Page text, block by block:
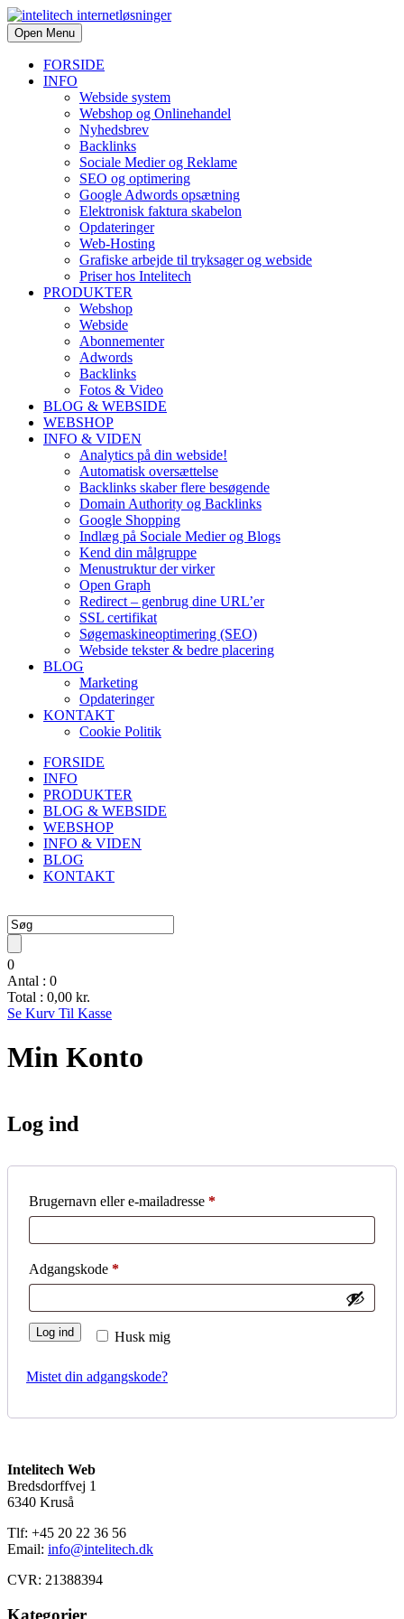
Open Menu
FORSIDE
INFO
Webside system
Webshop og Onlinehandel
Nyhedsbrev
Backlinks
Sociale Medier og Reklame
SEO og optimering
Google Adwords opsætning
Elektronisk faktura skabelon
Opdateringer
Web-Hosting
Grafiske arbejde til tryksager og webside
Priser hos Intelitech
PRODUKTER
Webshop
Webside
Abonnementer
Adwords
Backlinks
Fotos & Video
BLOG & WEBSIDE
WEBSHOP
INFO & VIDEN
Analytics på din webside!
Automatisk oversættelse
Backlinks skaber flere besøgende
Domain Authority og Backlinks
Google Shopping
Indlæg på Sociale Medier og Blogs
Kend din målgruppe
Menustruktur der virker
Open Graph
Redirect – genbrug dine URL’er
SSL certifikat
Søgemaskineoptimering (SEO)
Webside tekster & bedre placering
BLOG
Marketing
Opdateringer
KONTAKT
Cookie Politik
FORSIDE
INFO
PRODUKTER
BLOG & WEBSIDE
WEBSHOP
INFO & VIDEN
BLOG
KONTAKT
0
Antal : 0
Total : 0,00 kr.
Se Kurv Til Kasse
Min Konto
Log ind
Brugernavn eller e-mailadresse *Påkrævet
Adgangskode *Påkrævet
Husk mig
Log ind
Mistet din adgangskode?
Intelitech Web
Bredsdorffvej 1
6340 Kruså
Tlf: +45 20 22 36 56
Email: info@intelitech.dk
CVR: 21388394
Kategorier